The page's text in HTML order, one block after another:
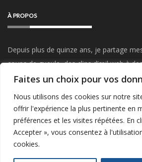
Faites un choix pour vos
Nous utilisons des cookies sur notre
offrir l'expérience la plus pertinente en
préférences et les visites répétées. En
Accepter », vous consentez à
cookies.
À PROPOS
Depuis plus de quinze ans, je partage
coups de gueule, des clins d’œil web à
parle de mon travail, du Startup
POWERED BY WORDPRESS|THEME:GREATMAGBY